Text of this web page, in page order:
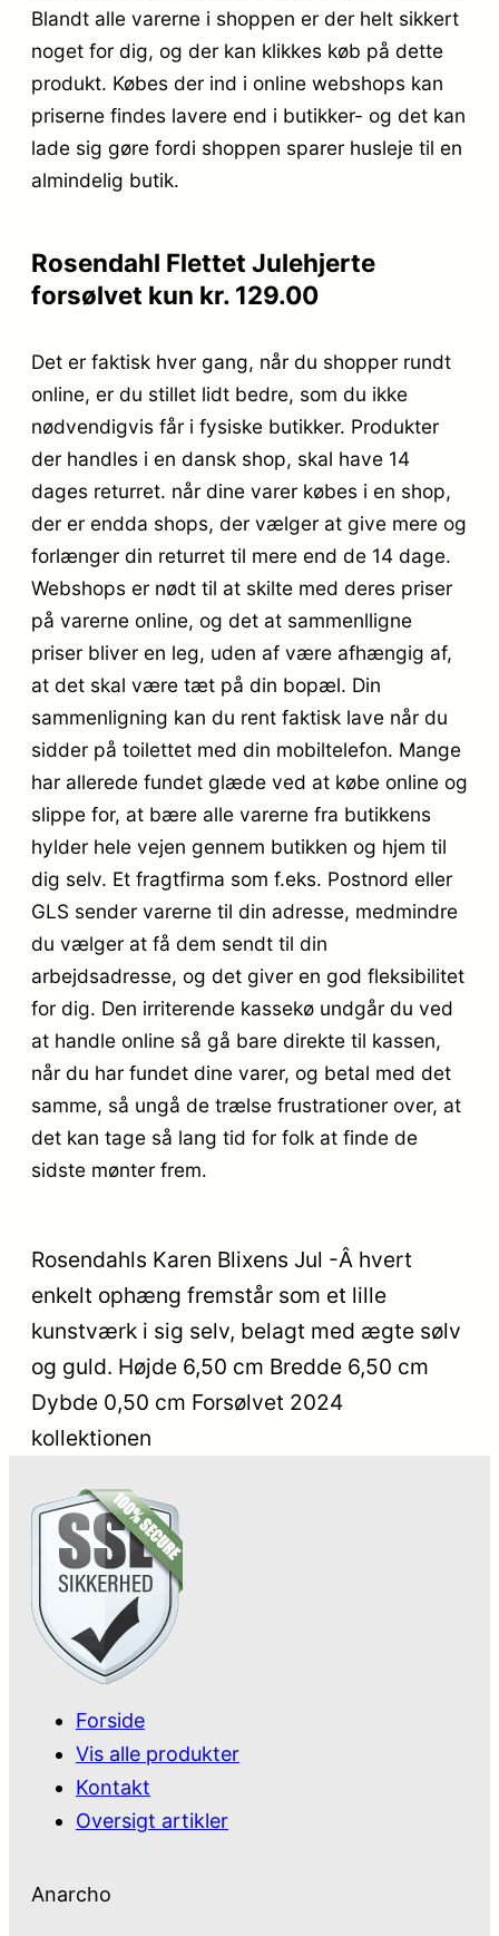
Blandt alle varerne i shoppen er der helt sikkert
noget for dig, og der kan klikkes køb på dette
produkt. Købes der ind i online webshops kan
priserne findes lavere end i butikker- og det kan
lade sig gøre fordi shoppen sparer husleje til en
almindelig butik.
Rosendahl Flettet Julehjerte
forsølvet kun kr. 129.00
Det er faktisk hver gang, når du shopper rundt
online, er du stillet lidt bedre, som du ikke
nødvendigvis får i fysiske butikker. Produkter
der handles i en dansk shop, skal have 14
dages returret. når dine varer købes i en shop,
der er endda shops, der vælger at give mere og
forlænger din returret til mere end de 14 dage.
Webshops er nødt til at skilte med deres priser
på varerne online, og det at sammenlligne
priser bliver en leg, uden af være afhængig af,
at det skal være tæt på din bopæl. Din
sammenligning kan du rent faktisk lave når du
sidder på toilettet med din mobiltelefon. Mange
har allerede fundet glæde ved at købe online og
slippe for, at bære alle varerne fra butikkens
hylder hele vejen gennem butikken og hjem til
dig selv. Et fragtfirma som f.eks. Postnord eller
GLS sender varerne til din adresse, medmindre
du vælger at få dem sendt til din
arbejdsadresse, og det giver en god fleksibilitet
for dig. Den irriterende kassekø undgår du ved
at handle online så gå bare direkte til kassen,
når du har fundet dine varer, og betal med det
samme, så ungå de trælse frustrationer over, at
det kan tage så lang tid for folk at finde de
sidste mønter frem.
Rosendahls Karen Blixens Jul -Â hvert
enkelt ophæng fremstår som et lille
kunstværk i sig selv, belagt med ægte sølv
og guld. Højde 6,50 cm Bredde 6,50 cm
Dybde 0,50 cm Forsølvet 2024
kollektionen
Forside
Vis alle produkter
Kontakt
Oversigt artikler
Anarcho